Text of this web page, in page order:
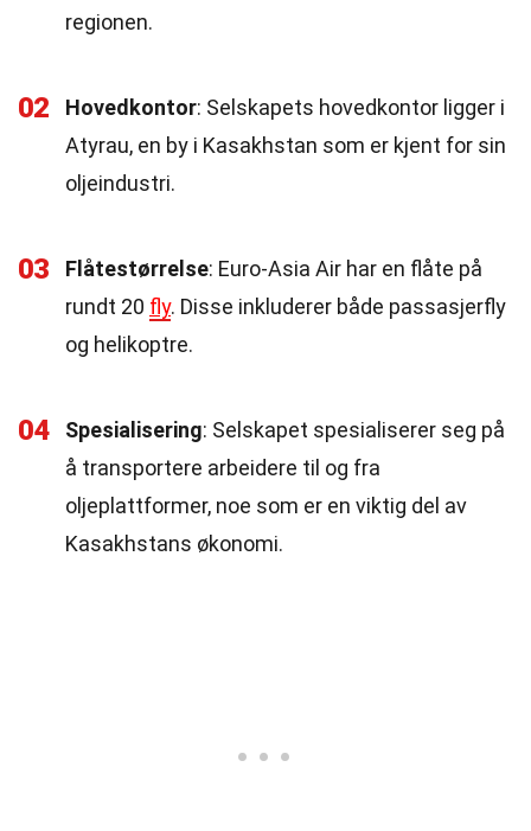
regionen.
02 Hovedkontor: Selskapets hovedkontor ligger i
Atyrau, en by i Kasakhstan som er kjent for sin
oljeindustri.
03 Flåtestørrelse: Euro-Asia Air har en flåte på
rundt 20 fly. Disse inkluderer både passasjerfly
og helikoptre.
04 Spesialisering: Selskapet spesialiserer seg på
å transportere arbeidere til og fra
oljeplattformer, noe som er en viktig del av
Kasakhstans økonomi.